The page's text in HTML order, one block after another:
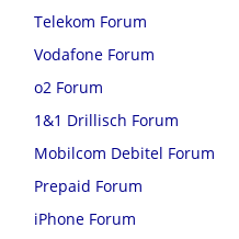
Telekom Forum
Vodafone Forum
o2 Forum
1&1 Drillisch Forum
Mobilcom Debitel Forum
Prepaid Forum
iPhone Forum